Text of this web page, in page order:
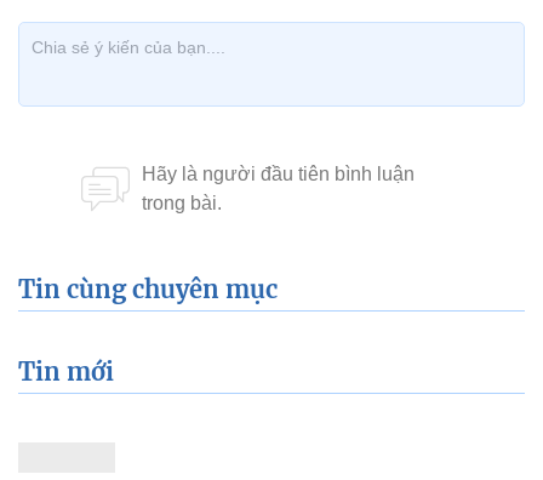
Tin cùng chuyên mục
Tin mới